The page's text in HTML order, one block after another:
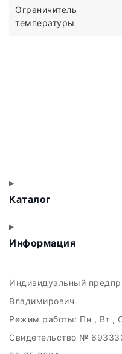
Ограничитель
температуры
Каталог
Информация
Индивидуальный
Владимирович
Режим работы: Пн , Вт ,
Свидетельство №